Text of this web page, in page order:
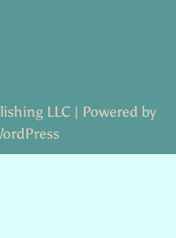
LLC | Powered by